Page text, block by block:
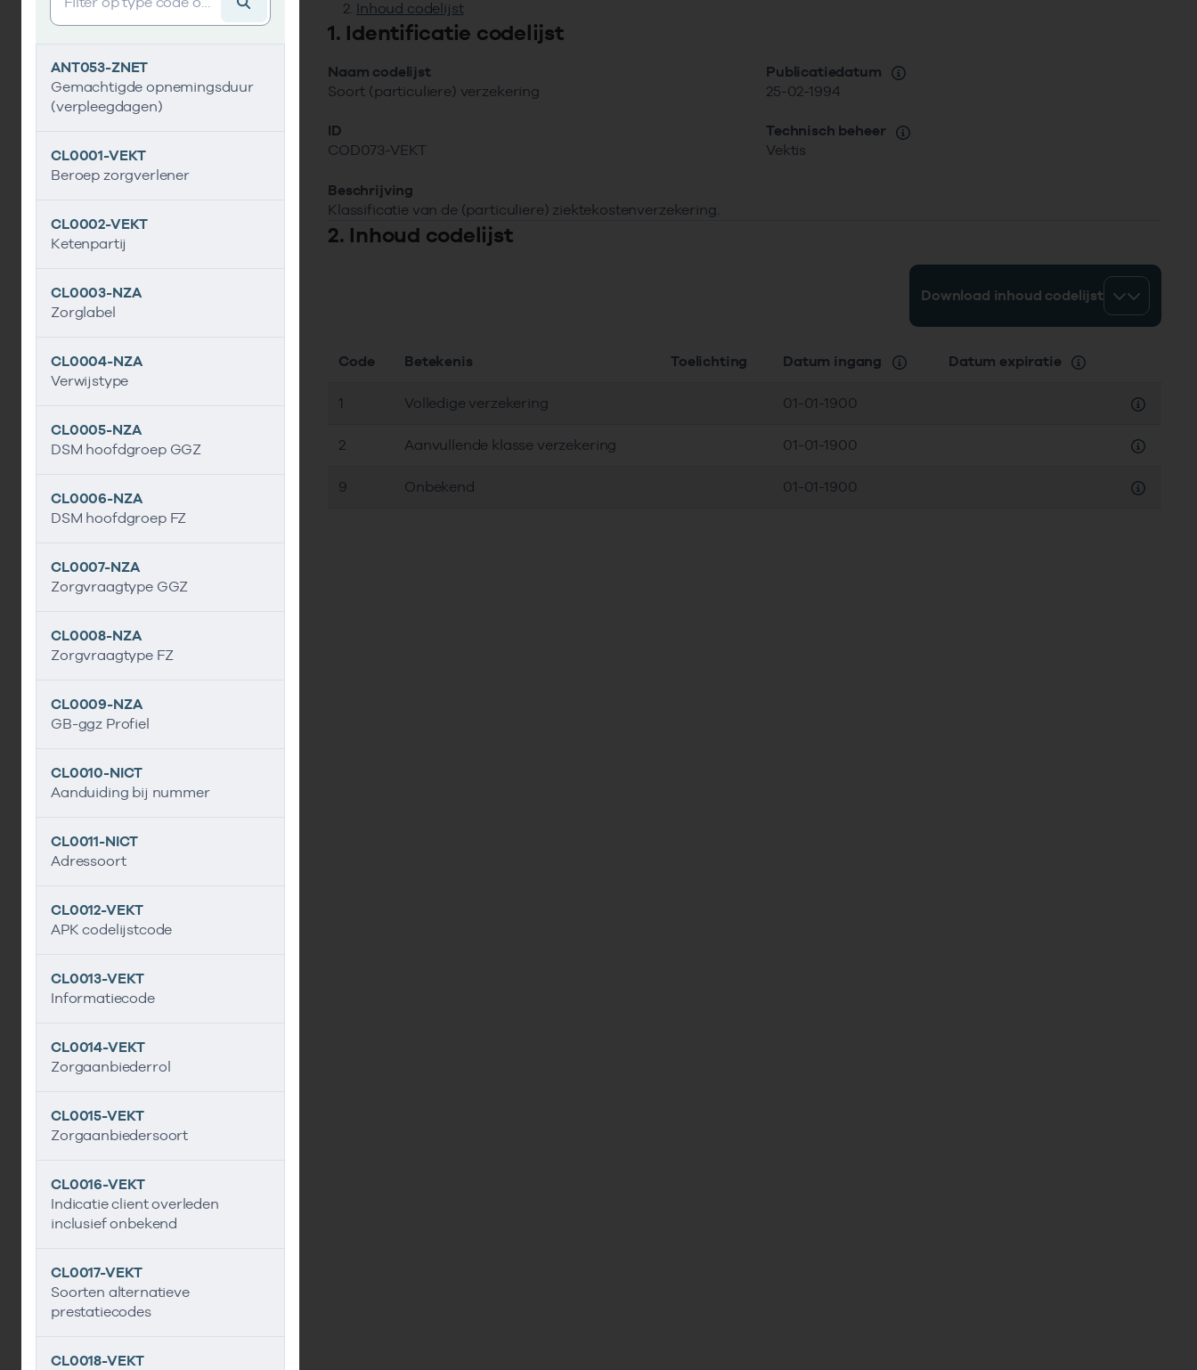
ANT053-ZNET
Gemachtigde opnemingsduur
(verpleegdagen)
CL0001-VEKT
Beroep zorgverlener
CL0002-VEKT
Ketenpartij
CL0003-NZA
Zorglabel
CL0004-NZA
Verwijstype
CL0005-NZA
DSM hoofdgroep GGZ
CL0006-NZA
DSM hoofdgroep FZ
CL0007-NZA
Zorgvraagtype GGZ
CL0008-NZA
Zorgvraagtype FZ
CL0009-NZA
GB-ggz Profiel
CL0010-NICT
Aanduiding bij nummer
CL0011-NICT
Adressoort
CL0012-VEKT
APK codelijstcode
CL0013-VEKT
Informatiecode
CL0014-VEKT
Zorgaanbiederrol
CL0015-VEKT
Zorgaanbiedersoort
CL0016-VEKT
Indicatie client overleden
inclusief onbekend
CL0017-VEKT
Soorten alternatieve
prestatiecodes
CL0018-VEKT
Inhoud codelijst
1. Identificatie codelijst
Naam codelijst
Soort (particuliere) verzekering
ID
COD073-VEKT
Beschrijving
Klassificatie van de (particuliere) ziektekostenverzekering.
Publicatiedatum
25-02-1994
Technisch beheer
Vektis
2. Inhoud codelijst
Download inhoud codelijst
Code Betekenis Toelichting Datum ingang Datum expiratie
1 Volledige verzekering 01-01-1900
2 Aanvullende klasse verzekering 01-01-1900
9 Onbekend 01-01-1900